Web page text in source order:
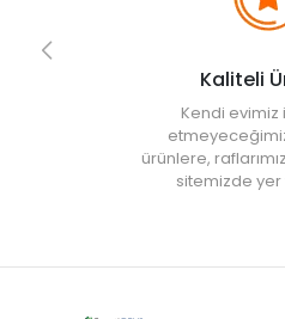
Kaliteli
Kendi evimiz
ürünlere,
sitemizde